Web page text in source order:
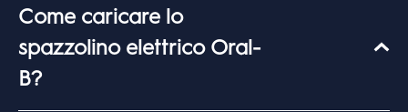
Come caricare lo
spazzolino elettrico Oral-
B?